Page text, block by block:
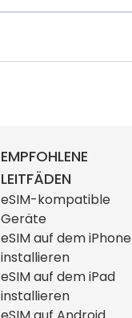
EMPFOHLENE
LEITFÄDEN
eSIM-kompatible
Geräte
eSIM auf dem iPhone
installieren
eSIM auf dem iPad
installieren